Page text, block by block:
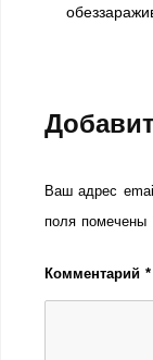
Ваш адрес
поля помечены
Комментарий*